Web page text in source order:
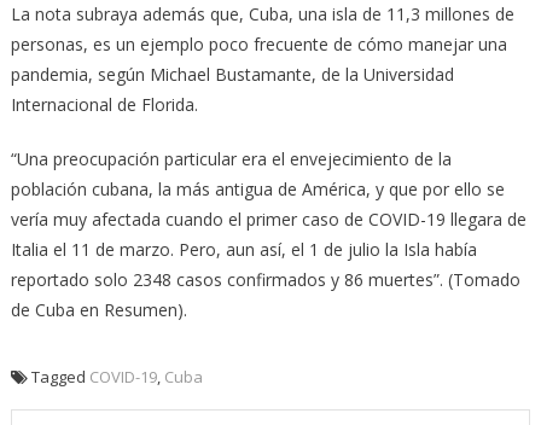
La nota subraya además que, Cuba, una isla de 11,3 millones de
personas, es un ejemplo poco frecuente de cómo manejar una
pandemia, según Michael Bustamante, de la Universidad
Internacional de Florida.
“Una preocupación particular era el envejecimiento de la
población cubana, la más antigua de América, y que por ello se
vería muy afectada cuando el primer caso de COVID-19 llegara de
Italia el 11 de marzo. Pero, aun así, el 1 de julio la Isla había
reportado solo 2348 casos confirmados y 86 muertes”. (Tomado
de Cuba en Resumen).
Tagged COVID-19, Cuba